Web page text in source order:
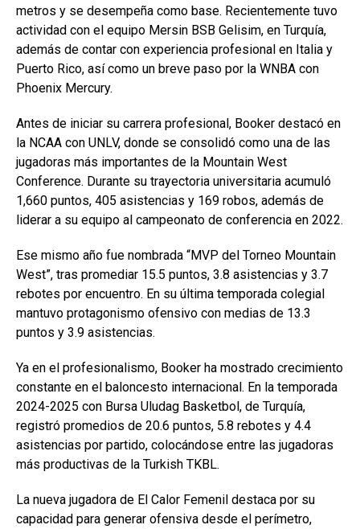
metros y se desempeña como base. Recientemente tuvo
actividad con el equipo Mersin BSB Gelisim, en Turquía,
además de contar con experiencia profesional en Italia y
Puerto Rico, así como un breve paso por la WNBA con
Phoenix Mercury.
Antes de iniciar su carrera profesional, Booker destacó en
la NCAA con UNLV, donde se consolidó como una de las
jugadoras más importantes de la Mountain West
Conference. Durante su trayectoria universitaria acumuló
1,660 puntos, 405 asistencias y 169 robos, además de
liderar a su equipo al campeonato de conferencia en 2022.
Ese mismo año fue nombrada “MVP del Torneo Mountain
West”, tras promediar 15.5 puntos, 3.8 asistencias y 3.7
rebotes por encuentro. En su última temporada colegial
mantuvo protagonismo ofensivo con medias de 13.3
puntos y 3.9 asistencias.
Ya en el profesionalismo, Booker ha mostrado crecimiento
constante en el baloncesto internacional. En la temporada
2024-2025 con Bursa Uludag Basketbol, de Turquía,
registró promedios de 20.6 puntos, 5.8 rebotes y 4.4
asistencias por partido, colocándose entre las jugadoras
más productivas de la Turkish TKBL.
La nueva jugadora de El Calor Femenil destaca por su
capacidad para generar ofensiva desde el perímetro,